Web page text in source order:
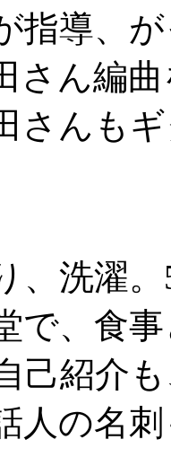
指導、
さん編
さんも
、洗濯
で、食
己紹介
人の名